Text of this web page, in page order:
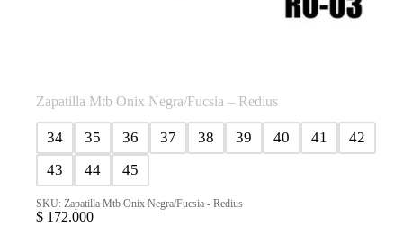
Zapatilla Mtb Onix Negra/Fucsia – Redius
34 35 36 37 38 39 40 41
42
43
44 45
SKU: Zapatilla Mtb Onix Negra/Fucsia - Redius
$ 172.000